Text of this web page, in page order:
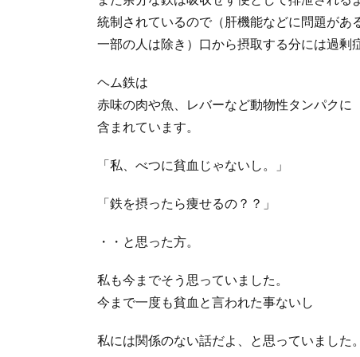
統制されているので（肝機能などに問題があ
一部の人は除き）口から摂取する分には過剰
ヘム鉄は
赤味の肉や魚、レバーなど動物性タンパクに
含まれています。
「私、べつに貧血じゃないし。」
「鉄を摂ったら痩せるの？？」
・・と思った方。
私も今までそう思っていました。
今まで一度も貧血と言われた事ないし
私には関係のない話だよ、と思っていました。